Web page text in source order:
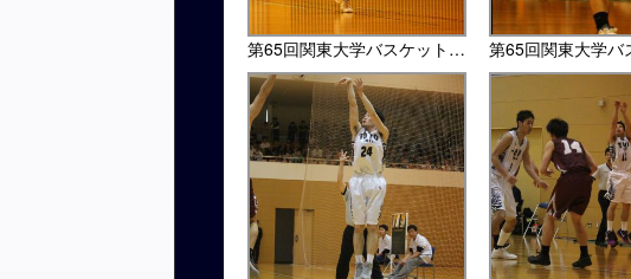
第65回関東大学バスケットボール選手権大会・上智大戦